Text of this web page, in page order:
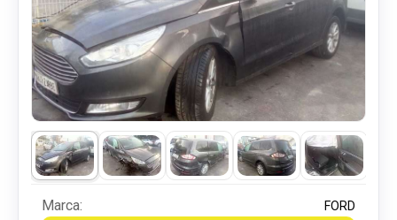
Marca: FORD